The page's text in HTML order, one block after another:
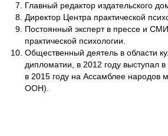
Главный редактор издательского
Директор Центра практической
Постоянный эксперт в прессе и
практической психологии.
Общественный деятель в области
дипломатии, в 2012 году
в 2015 году на Ассамблее народов
ООН).